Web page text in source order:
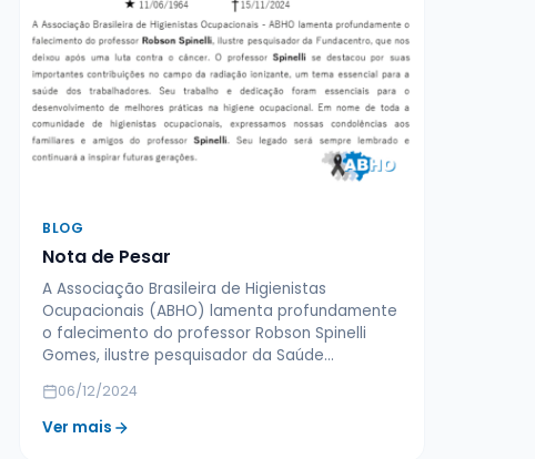
BLOG
Nota de Pesar
A Associação Brasileira de Higienistas
Ocupacionais (ABHO) lamenta profundamente
o falecimento do professor Robson Spinelli
Gomes, ilustre pesquisador da Saúde…
06/12/2024
Ver mais